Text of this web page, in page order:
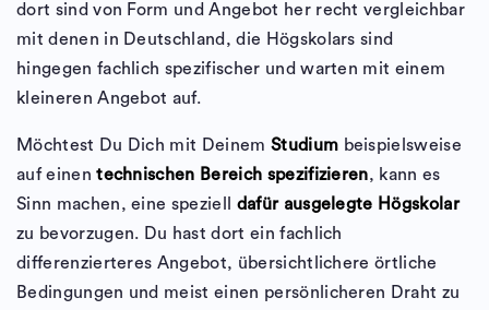
dort sind von Form und Angebot her recht vergleichbar
mit denen in Deutschland, die Högskolars sind
hingegen fachlich spezifischer und warten mit einem
kleineren Angebot auf.
Möchtest Du Dich mit Deinem Studium beispielsweise
auf einentechnischen Bereich spezifizieren, kann es
Sinn machen, eine speziell dafür ausgelegte Högskolar
zu bevorzugen. Du hast dort ein fachlich
differenzierteres Angebot, übersichtlichere örtliche
Bedingungen und meist einen persönlicheren Draht zu